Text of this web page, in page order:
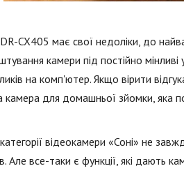
CX405 має свої недоліки, до
камери під постійно
на комп'ютер. Якщо вірити
камера для домашньої зйомки, яка
відеокамери «Соні» не
Але все-таки є функції, які дають